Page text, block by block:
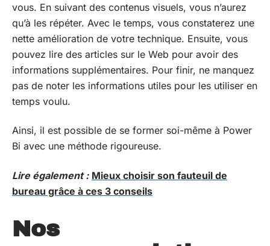
vous. En suivant des contenus visuels, vous n’aurez
qu’à les répéter. Avec le temps, vous constaterez une
nette amélioration de votre technique. Ensuite, vous
pouvez lire des articles sur le Web pour avoir des
informations supplémentaires. Pour finir, ne manquez
pas de noter les informations utiles pour les utiliser en
temps voulu.
Ainsi, il est possible de se former soi-même à Power
Bi avec une méthode rigoureuse.
Lire également : Mieux choisir son fauteuil de
bureau grâce à ces 3 conseils
Nos